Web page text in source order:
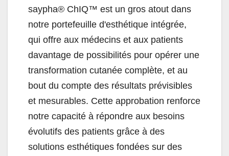
saypha® ChIQ™ est un gros atout dans
notre portefeuille d'esthétique intégrée,
qui offre aux médecins et aux patients
davantage de possibilités pour opérer une
transformation cutanée complète, et au
bout du compte des résultats prévisibles
et mesurables. Cette approbation renforce
notre capacité à répondre aux besoins
évolutifs des patients grâce à des
solutions esthétiques fondées sur des